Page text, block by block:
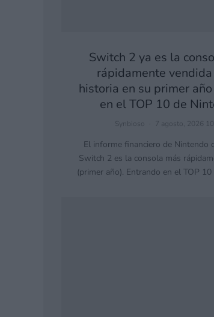
Switch 2 ya es la
rápidamente
historia en su primer
en el TOP 10 de
Synbioso 7 agosto, 2026
El informe financiero de Nintendo
Switch 2 es la consola más
(primer año). Entrando en el TOP